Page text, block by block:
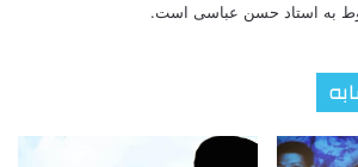
به استاد حسن عباسی است.